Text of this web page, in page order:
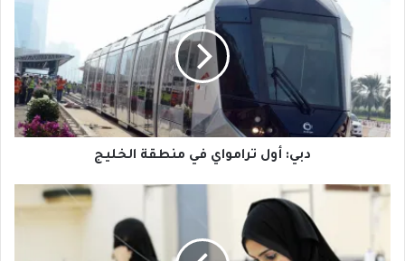
الخليج
دبي: أول ترامواي في منطقة الخليج
مجلس
خطة